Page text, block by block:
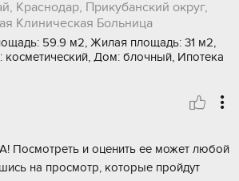
Краснодар, Прикубанский округ,
Клиническая Больница
59.9 м2, Жилая площадь: 31 м2,
косметический, Дом: блочный, Ипотека
и оценить ее может любой
на просмотр, которые пройдут